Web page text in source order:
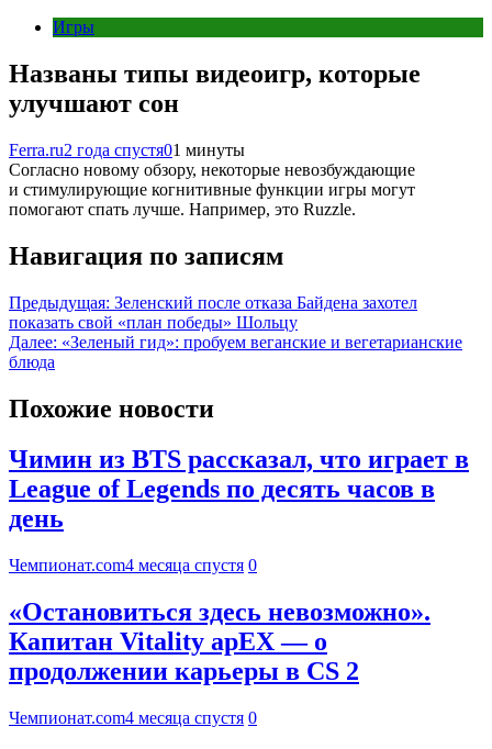
Игры
Названы типы видеоигр, которые
улучшают сон
Ferra.ru2 года спустя01 минуты
Согласно новому обзору, некоторые невозбуждающие
и стимулирующие когнитивные функции игры могут
помогают спать лучше. Например, это Ruzzle.
Навигация по записям
Предыдущая: Зеленский после отказа Байдена захотел
показать свой «план победы» Шольцу
Далее: «Зеленый гид»: пробуем веганские и вегетарианские
блюда
Похожие новости
Чимин из BTS рассказал, что играет в
League of Legends по десять часов в
день
Чемпионат.com4 месяца спустя 0
«Остановиться здесь невозможно».
Капитан Vitality apEX — о
продолжении карьеры в CS 2
Чемпионат.com4 месяца спустя 0